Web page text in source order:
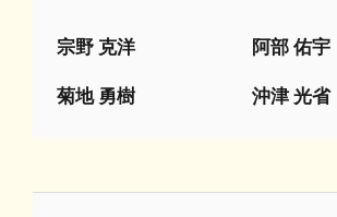
宗野 克洋 阿部 佑宇
菊地 勇樹 沖津 光省